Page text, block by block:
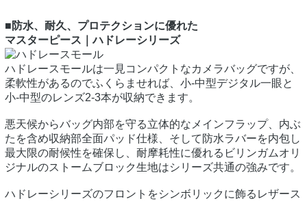
■防水、耐久、プロテクションに優れた
マスターピース｜ハドレーシリーズ
ハドレースモールは一見コンパクトなカメラバッグですが、
柔軟性があるのでふくらませれば、小-中型デジタル一眼と
小-中型のレンズ2-3本が収納できます。
悪天候からバッグ内部を守る立体的なメインフラップ、内ぶ
たを含め収納部全面パッド仕様、そして防水ラバーを内包し
最大限の耐候性を確保し、耐摩耗性に優れるビリンガムオリ
ジナルのストームブロック生地はシリーズ共通の強みです。
ハドレーシリーズのフロントをシンボリックに飾るレザース